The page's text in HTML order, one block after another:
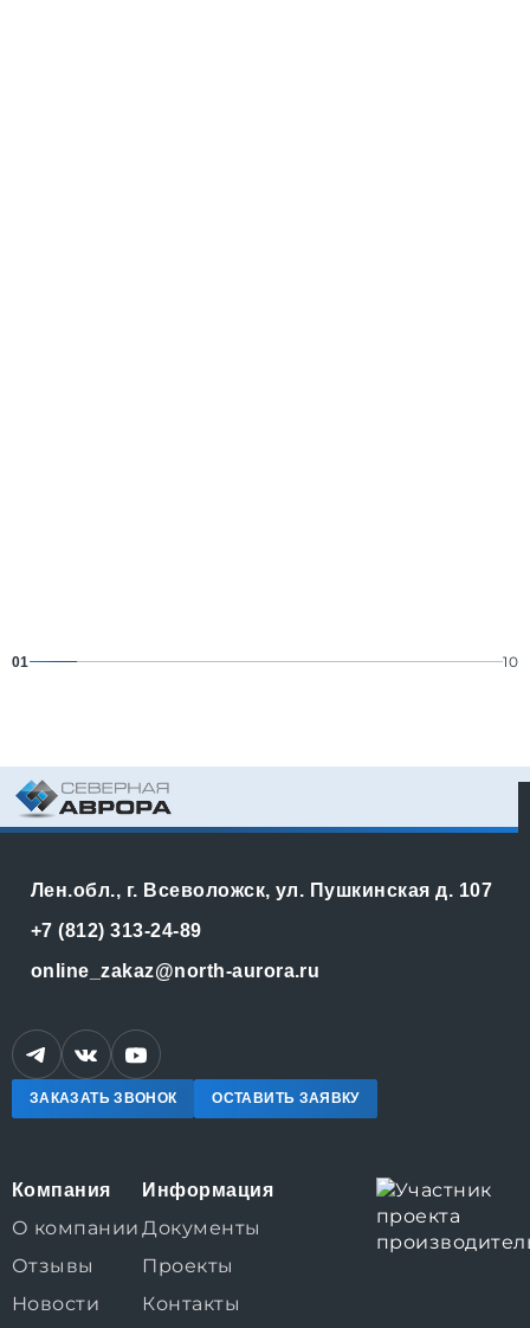
01 10
Лен.обл., г. Всеволожск, ул. Пушкинская д. 107
+7 (812) 313-24-89
online_zakaz@north-aurora.ru
ЗАКАЗАТЬ ЗВОНОК ОСТАВИТЬ ЗАЯВКУ
Компания
О компании
Отзывы
Новости
Информация
Документы
Проекты
Контакты